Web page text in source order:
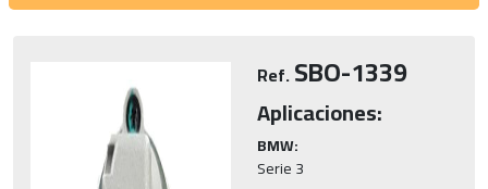
Ref.SBO-1339
Aplicaciones:
BMW:
Serie 3